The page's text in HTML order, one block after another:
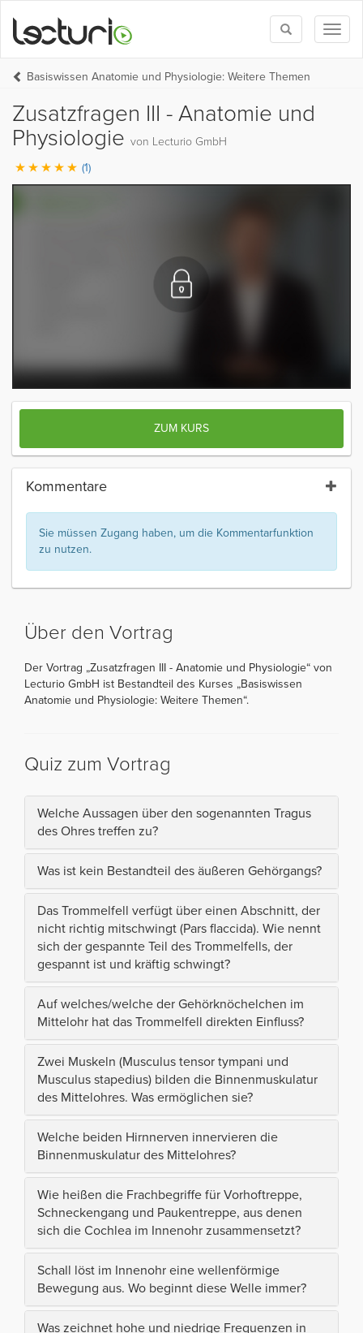
Toggle
search
Basiswissen Anatomie und Physiologie: Weitere Themen
Zusatzfragen III - Anatomie und
Physiologie von Lecturio GmbH
(1)
ZUM KURS
Kommentare
Sie müssen Zugang haben, um die Kommentarfunktion
zu nutzen.
Über den Vortrag
Der Vortrag „Zusatzfragen III - Anatomie und Physiologie“ von
Lecturio GmbH ist Bestandteil des Kurses „Basiswissen
Anatomie und Physiologie: Weitere Themen“.
Quiz zum Vortrag
Welche Aussagen über den sogenannten Tragus
des Ohres treffen zu?
Was ist kein Bestandteil des äußeren Gehörgangs?
Das Trommelfell verfügt über einen Abschnitt, der
nicht richtig mitschwingt (Pars flaccida). Wie nennt
sich der gespannte Teil des Trommelfells, der
gespannt ist und kräftig schwingt?
Auf welches/welche der Gehörknöchelchen im
Mittelohr hat das Trommelfell direkten Einfluss?
Zwei Muskeln (Musculus tensor tympani und
Musculus stapedius) bilden die Binnenmuskulatur
des Mittelohres. Was ermöglichen sie?
Welche beiden Hirnnerven innervieren die
Binnenmuskulatur des Mittelohres?
Wie heißen die Frachbegriffe für Vorhoftreppe,
Schneckengang und Paukentreppe, aus denen
sich die Cochlea im Innenohr zusammensetzt?
Schall löst im Innenohr eine wellenförmige
Bewegung aus. Wo beginnt diese Welle immer?
Was zeichnet hohe und niedrige Frequenzen in